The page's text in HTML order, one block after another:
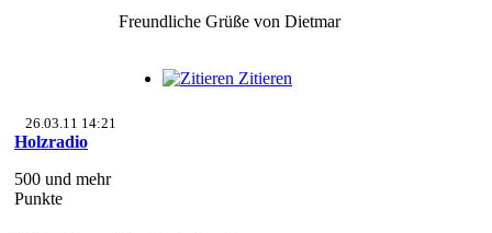
Freundliche Grüße von Dietmar
Zitieren
26.03.11 14:21
Holzradio
500 und mehr
Punkte